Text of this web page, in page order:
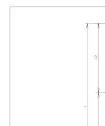
会社案内